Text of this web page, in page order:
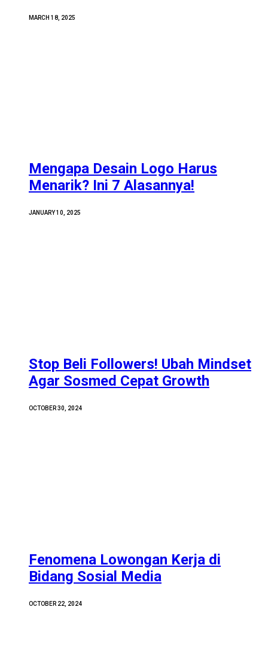
MARCH 18, 2025
Mengapa Desain Logo Harus
Menarik? Ini 7 Alasannya!
JANUARY 10, 2025
Stop Beli Followers! Ubah Mindset
Agar Sosmed Cepat Growth
OCTOBER 30, 2024
Fenomena Lowongan Kerja di
Bidang Sosial Media
OCTOBER 22, 2024